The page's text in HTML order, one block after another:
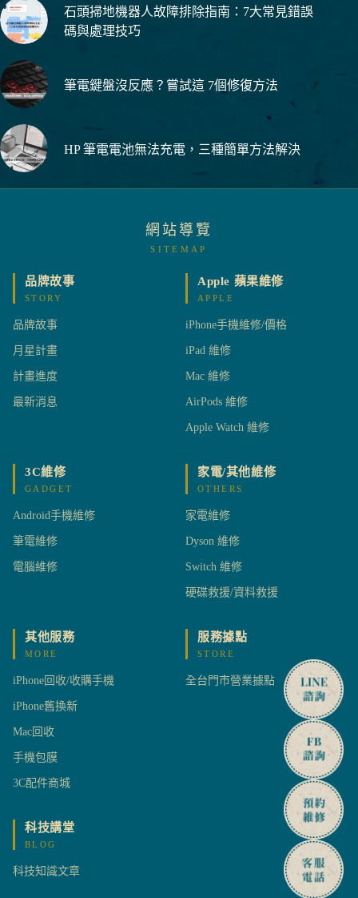
修
復
方
石頭掃地機器人故障排除指南：7大常見錯誤
碼與處理技巧
筆電鍵盤沒反應？嘗試這 7個修復方法
HP 筆電電池無法充電，三種簡單方法解決
網站導覽
SITEMAP
品牌故事
STORY
品牌故事
月星計畫
計畫進度
最新消息
Apple 蘋果維修
APPLE
iPhone手機維修/價格
iPad 維修
Mac 維修
AirPods 維修
Apple Watch 維修
3C維修
GADGET
Android手機維修
筆電維修
電腦維修
家電/其他維修
OTHERS
家電維修
Dyson 維修
Switch 維修
硬碟救援/資料救援
其他服務
MORE
iPhone回收/收購手機
iPhone舊換新
Mac回收
手機包膜
3C配件商城
服務據點
STORE
全台門市營業據點
科技講堂
BLOG
科技知識文章